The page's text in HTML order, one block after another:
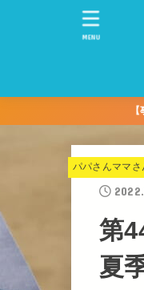
MENU
パパさんママさ
第
夏